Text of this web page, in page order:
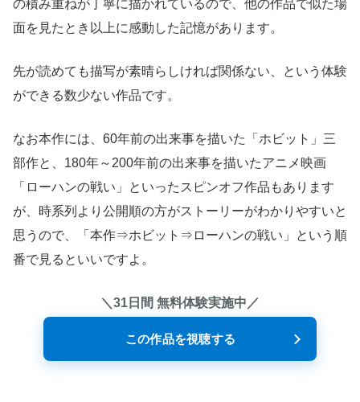
の積み重ねが丁寧に描かれているので、他の作品で似た場
面を見たとき以上に感動した記憶があります。
先が読めても描写が素晴らしければ関係ない、という体験
ができる数少ない作品です。
なお本作には、60年前の出来事を描いた「ホビット」三
部作と、180年～200年前の出来事を描いたアニメ映画
「ローハンの戦い」といったスピンオフ作品もあります
が、時系列より公開順の方がストーリーがわかりやすいと
思うので、「本作⇒ホビット⇒ローハンの戦い」という順
番で見るといいですよ。
＼31日間 無料体験実施中／
この作品を視聴する